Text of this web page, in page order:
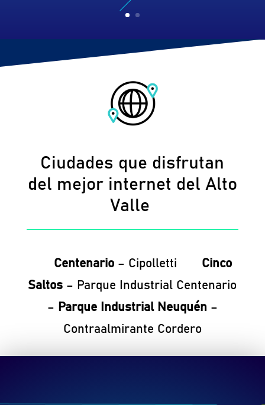
Ciudades que disfrutan
del mejor internet del Alto
Valle
Centenario – Cipolletti
Cinco
Saltos – Parque Industrial Centenario
– Parque Industrial Neuquén –
Contraalmirante Cordero